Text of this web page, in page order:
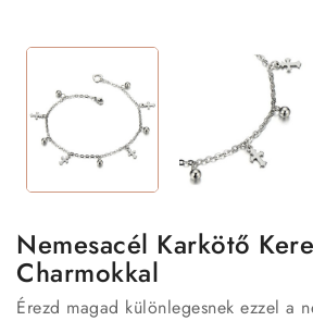
Nemesacél Karkötő
Charmokkal
Érezd magad különlegesnek ezzel a